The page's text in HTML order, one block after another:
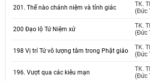
201. Thế nào chánh niệm và tỉnh giác
TK.
(Đức
200 Đạo lộ Tứ Niệm xứ
TK.
(Đức
198 Vị trí Tứ vô lượng tâm trong Phật giáo
TK.
(Đức
196. Vượt qua các kiêu mạn
TK.
(Đức